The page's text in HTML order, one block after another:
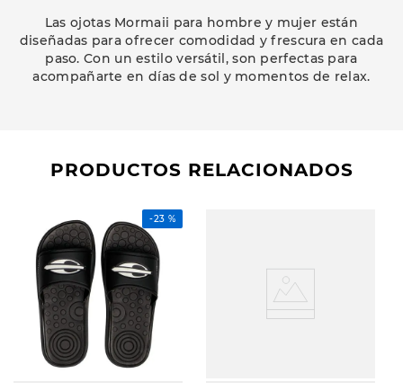
Las ojotas Mormaii para hombre y mujer están
diseñadas para ofrecer comodidad y frescura en cada
paso. Con un estilo versátil, son perfectas para
acompañarte en días de sol y momentos de relax.
PRODUCTOS RELACIONADOS
-23 %